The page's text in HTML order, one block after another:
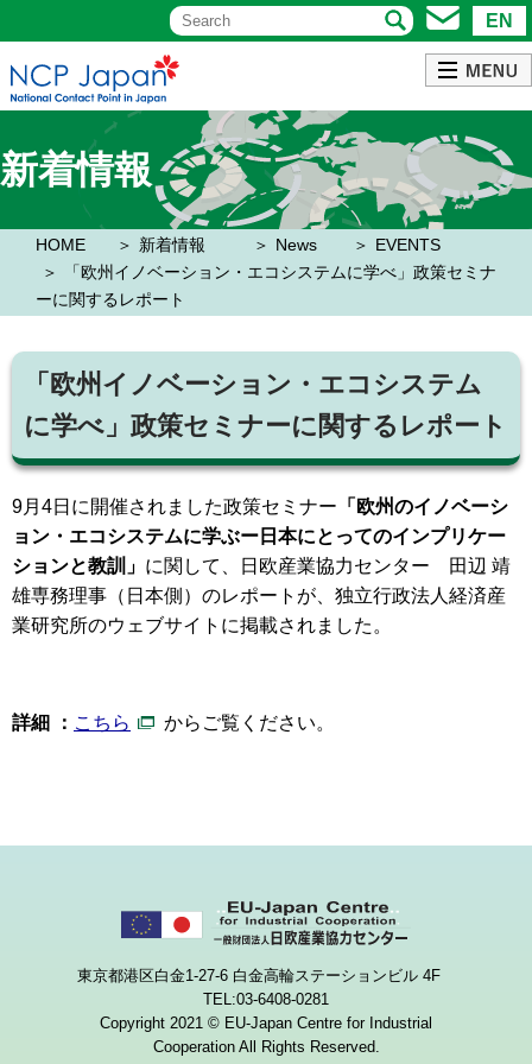
EN
新着情報
HOME 新着情報 News
EVENTS
「欧州イノベーション・エコシステムに学べ」政策セミナ
ーに関するレポート
「欧州イノベーション・エコシステム
に学べ」政策セミナーに関するレポート
9月4日に開催されました政策セミナー 「欧州のイノベーシ
ョン・エコシステムに学ぶー日本にとってのインプリケー
ションと教訓」 に関して、日欧産業協力センター 田辺 靖
雄専務理事（日本側）のレポートが、独立行政法人経済産
業研究所のウェブサイトに掲載されました。
詳細 ： こちら からご覧ください。
東京都港区白金1-27-6 白金高輪ステーションビル 4F
TEL:03-6408-0281
Copyright 2021 © EU-Japan Centre for Industrial
Cooperation All Rights Reserved.